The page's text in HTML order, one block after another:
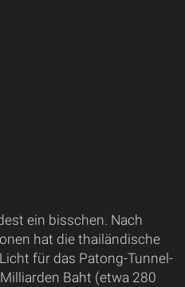
ein bisschen. Nach
hat die thailändische
für das Patong-Tunnel-
Baht (etwa 280